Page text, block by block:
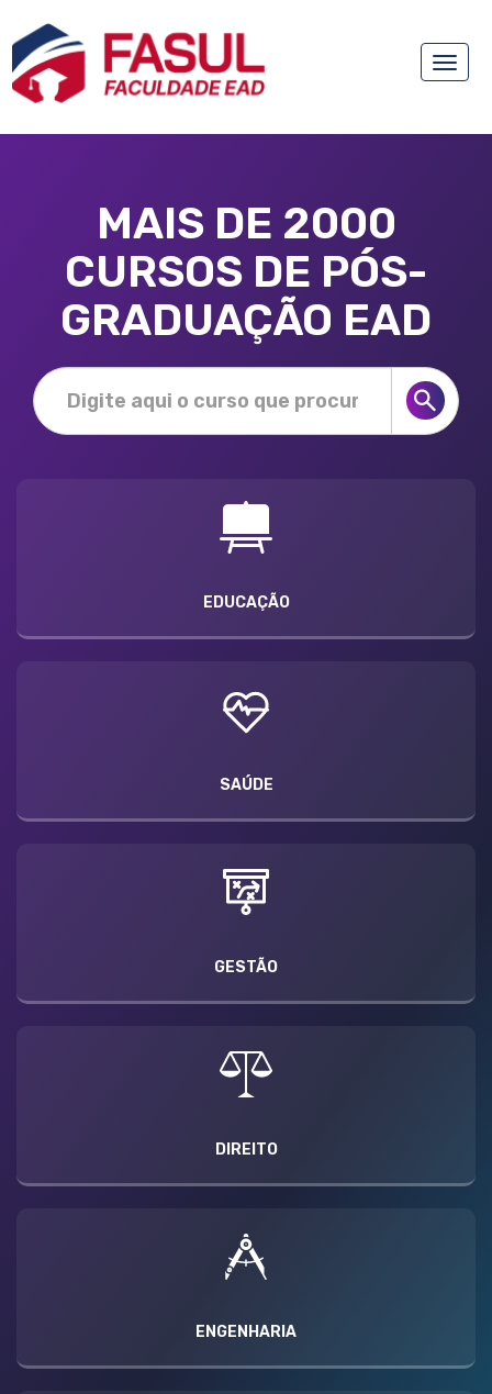
Toggle
MAIS DE 2000
CURSOS DE PÓS-
GRADUAÇÃO EAD
EDUCAÇÃO
SAÚDE
GESTÃO
DIREITO
ENGENHARIA